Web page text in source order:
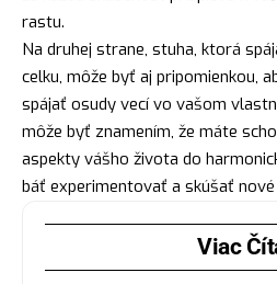
rastu.
Na druhej strane, stuha, ktorá
celku, môže byť aj pripomienkou,
spájať osudy vecí vo vašom
môže byť znamením, že máte
aspekty vášho života do
báť experimentovať a skúšať nové
Viac